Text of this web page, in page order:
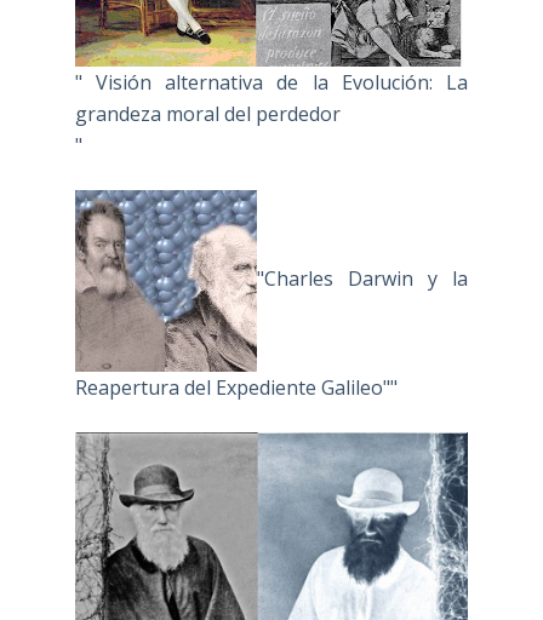
" Visión alternativa de la Evolución: La
grandeza moral del perdedor
"
"Charles Darwin y la
Reapertura del Expediente Galileo""